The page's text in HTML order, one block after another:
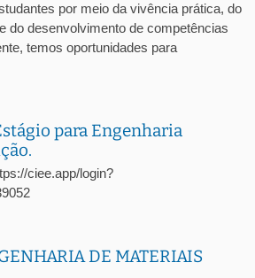
por meio da vivência prática, do
do desenvolvimento de competências
temos oportunidades para
para Engenharia
ciee.app/login?
DE MATERIAIS